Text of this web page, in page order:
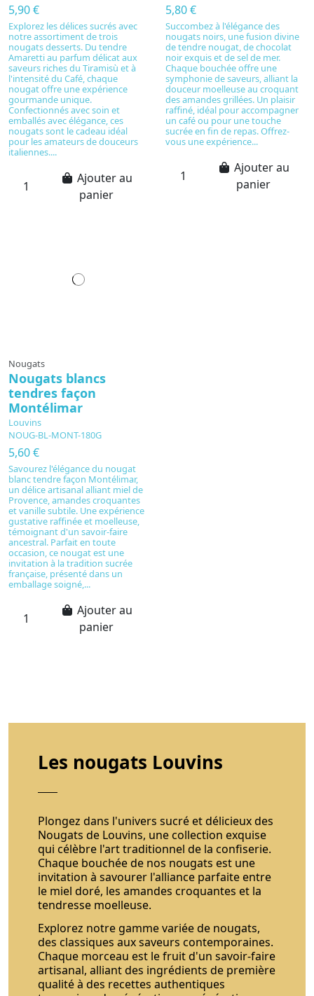
5,90 €
Explorez les délices sucrés avec
notre assortiment de trois
nougats desserts. Du tendre
Amaretti au parfum délicat aux
saveurs riches du Tiramisù et à
l'intensité du Café, chaque
nougat offre une expérience
gourmande unique.
Confectionnés avec soin et
emballés avec élégance, ces
nougats sont le cadeau idéal
pour les amateurs de douceurs
italiennes....
Ajouter au
panier
5,80 €
Succombez à l'élégance des
nougats noirs, une fusion divine
de tendre nougat, de chocolat
noir exquis et de sel de mer.
Chaque bouchée offre une
symphonie de saveurs, alliant la
douceur moelleuse au croquant
des amandes grillées. Un plaisir
raffiné, idéal pour accompagner
un café ou pour une touche
sucrée en fin de repas. Offrez-
vous une expérience...
Ajouter au
panier
Nougats
Nougats blancs
tendres façon
Montélimar
Louvins
NOUG-BL-MONT-180G
5,60 €
Savourez l'élégance du nougat
blanc tendre façon Montélimar,
un délice artisanal alliant miel de
Provence, amandes croquantes
et vanille subtile. Une expérience
gustative raffinée et moelleuse,
témoignant d'un savoir-faire
ancestral. Parfait en toute
occasion, ce nougat est une
invitation à la tradition sucrée
française, présenté dans un
emballage soigné,...
Ajouter au
panier
Les nougats Louvins
Plongez dans l'univers sucré et délicieux des
Nougats de Louvins, une collection exquise
qui célèbre l'art traditionnel de la confiserie.
Chaque bouchée de nos nougats est une
invitation à savourer l'alliance parfaite entre
le miel doré, les amandes croquantes et la
tendresse moelleuse.
Explorez notre gamme variée de nougats,
des classiques aux saveurs contemporaines.
Chaque morceau est le fruit d'un savoir-faire
artisanal, alliant des ingrédients de première
qualité à des recettes authentiques